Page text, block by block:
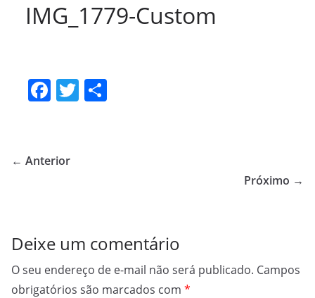
IMG_1779-Custom
F
e
k
T
← Anterior
Próximo →
Deixe um comentário
O seu endereço de e-mail não será publicado. Campos
obrigatórios são marcados com *